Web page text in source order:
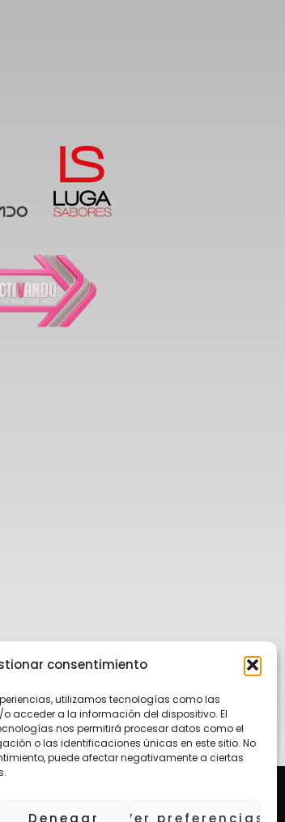
consentimiento
utilizamos tecnologías como las
acceder a la información del dispositivo. El
nos permitirá procesar datos como el
o las identificaciones únicas en este sitio. No
puede afectar negativamente a ciertas
Denegar Ver preferencias